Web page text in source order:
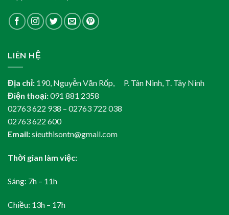
LIÊN HỆ
Địa chỉ: 190, Nguyễn Văn Rốp, P. Tân Ninh, T. Tây Ninh
Điện thoại:091 881 2358
02763 622 938 – 02763 722 038
02763 622 600
Email:sieuthisontn@gmail.com
Thời gian làm việc:
Sáng: 7h – 11h
Chiều: 13h – 17h